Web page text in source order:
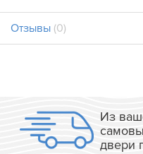
Отзывы (0)
Из
двери